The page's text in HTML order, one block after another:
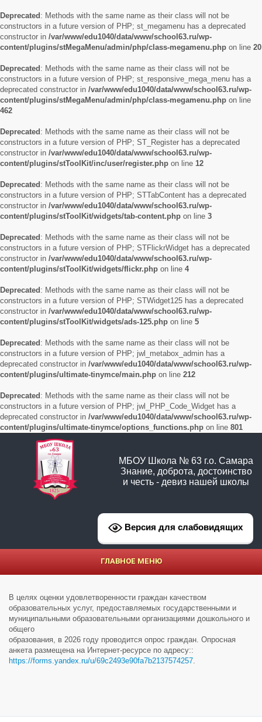
Deprecated : Methods with the same name as their class will not be
constructors in a future version of PHP; st_megamenu has a deprecated
constructor in /var/www/edu1040/data/www/school63.ru/wp-
content/plugins/stMegaMenu/admin/php/class-megamenu.php on line 20
Deprecated : Methods with the same name as their class will not be
constructors in a future version of PHP; st_responsive_mega_menu has a
deprecated constructor in /var/www/edu1040/data/www/school63.ru/wp-
content/plugins/stMegaMenu/admin/php/class-megamenu.php on line
462
Deprecated : Methods with the same name as their class will not be
constructors in a future version of PHP; ST_Register has a deprecated
constructor in /var/www/edu1040/data/www/school63.ru/wp-
content/plugins/stToolKit/inc/user/register.php on line 12
Deprecated : Methods with the same name as their class will not be
constructors in a future version of PHP; STTabContent has a deprecated
constructor in /var/www/edu1040/data/www/school63.ru/wp-
content/plugins/stToolKit/widgets/tab-content.php on line 3
Deprecated : Methods with the same name as their class will not be
constructors in a future version of PHP; STFlickrWidget has a deprecated
constructor in /var/www/edu1040/data/www/school63.ru/wp-
content/plugins/stToolKit/widgets/flickr.php on line 4
Deprecated : Methods with the same name as their class will not be
constructors in a future version of PHP; STWidget125 has a deprecated
constructor in /var/www/edu1040/data/www/school63.ru/wp-
content/plugins/stToolKit/widgets/ads-125.php on line 5
Deprecated : Methods with the same name as their class will not be
constructors in a future version of PHP; jwl_metabox_admin has a
deprecated constructor in /var/www/edu1040/data/www/school63.ru/wp-
content/plugins/ultimate-tinymce/main.php on line 212
Deprecated : Methods with the same name as their class will not be
constructors in a future version of PHP; jwl_PHP_Code_Widget has a
deprecated constructor in /var/www/edu1040/data/www/school63.ru/wp-
content/plugins/ultimate-tinymce/options_functions.php on line 801
МБОУ Школа № 63 г.о. Самара
Знание, доброта, достоинство
и честь - девиз нашей школы
Версия для слабовидящих
ГЛАВНОЕ МЕНЮ
В целях оценки удовлетворенности граждан качеством
образовательных услуг, предоставляемых государственными и
муниципальными образовательными организациями дошкольного и
общего
образования, в 2026 году проводится опрос граждан. Опросная
анкета размещена на Интернет-ресурсе по адресу::
https://forms.yandex.ru/u/69c2493e90fa7b2137574257.